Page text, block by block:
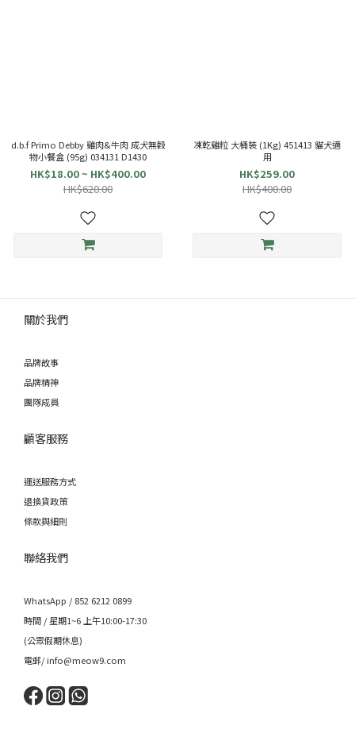
d.b.f Primo Debby 雞肉&牛肉 成犬無穀
物小餐盒 (95g) 034131 D1430
HK$18.00 ~ HK$400.00
HK$620.00
凍乾雞粒 大桶裝 (1Kg) 451413 貓犬適
用
HK$259.00
HK$400.00
關於我們
品牌故事
品牌精神
團隊成員
顧客服務
運送服務方式
退換貨政策
條款與細則
聯絡我們
WhatsApp / 852 6212 0899
時間 / 星期1~6 上午10:00-17:30
(公眾假期休息)
電郵/ info@meow9.com